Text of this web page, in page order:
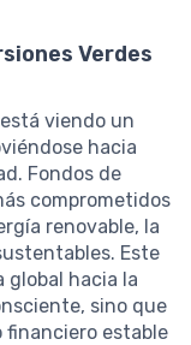
Verdes
viendo un
hacia
Fondos de
comprometidos
renovable, la
Este
global hacia la
sino que
estable